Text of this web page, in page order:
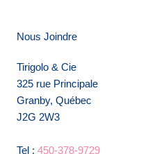
Nous Joindre
Tirigolo & Cie
325 rue Principale
Granby, Québec
J2G 2W3
Tel : 450-378-9729